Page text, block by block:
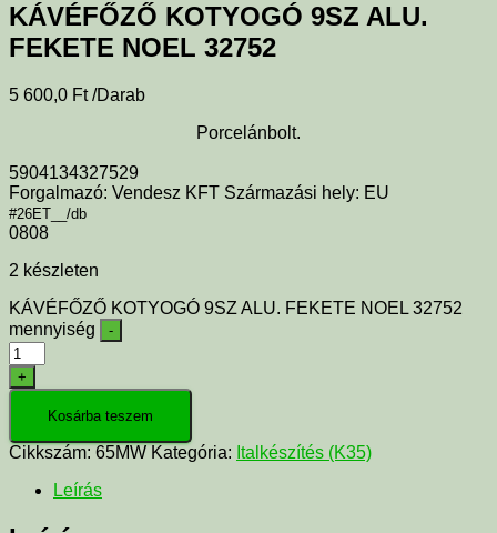
KÁVÉFŐZŐ KOTYOGÓ 9SZ ALU.
FEKETE NOEL 32752
5 600,0 Ft /Darab
Porcelánbolt.
5904134327529
Forgalmazó: Vendesz KFT Származási hely: EU
#26ET__/db
0808
2 készleten
KÁVÉFŐZŐ KOTYOGÓ 9SZ ALU. FEKETE NOEL 32752
mennyiség
-
+
Kosárba teszem
Cikkszám: 65MW Kategória: Italkészítés (K35)
Leírás